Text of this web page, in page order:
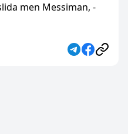
men Messiman, -